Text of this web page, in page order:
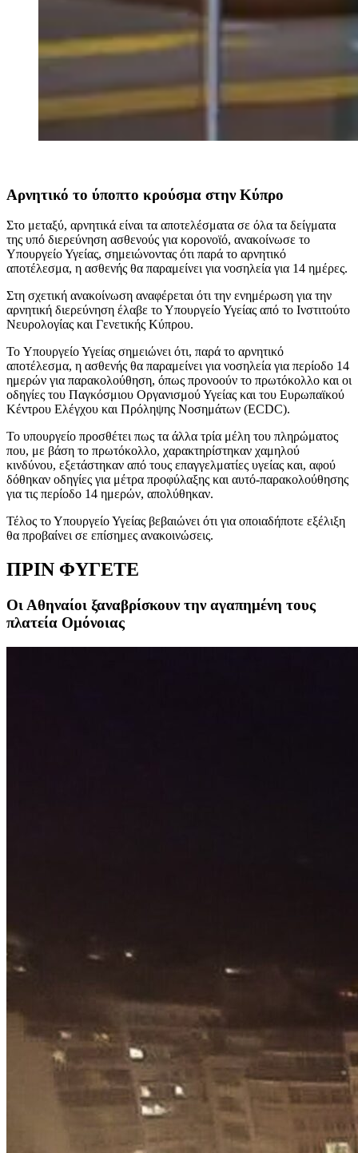
Αρνητικό το ύποπτο κρούσμα στην Κύπρο
Στο μεταξύ, αρνητικά είναι τα αποτελέσματα σε όλα τα δείγματα
της υπό διερεύνηση ασθενούς για κορονοϊό, ανακοίνωσε το
Υπουργείο Υγείας, σημειώνοντας ότι παρά το αρνητικό
αποτέλεσμα, η ασθενής θα παραμείνει για νοσηλεία για 14 ημέρες.
Στη σχετική ανακοίνωση αναφέρεται ότι την ενημέρωση για την
αρνητική διερεύνηση έλαβε το Υπουργείο Υγείας από το Ινστιτούτο
Νευρολογίας και Γενετικής Κύπρου.
To Υπουργείο Υγείας σημειώνει ότι, παρά το αρνητικό
αποτέλεσμα, η ασθενής θα παραμείνει για νοσηλεία για περίοδο 14
ημερών για παρακολούθηση, όπως προνοούν το πρωτόκολλο και οι
οδηγίες του Παγκόσμιου Οργανισμού Υγείας και του Ευρωπαϊκού
Κέντρου Ελέγχου και Πρόληψης Νοσημάτων (ECDC).
Το υπουργείο προσθέτει πως τα άλλα τρία μέλη του πληρώματος
που, με βάση το πρωτόκολλο, χαρακτηρίστηκαν χαμηλού
κινδύνου, εξετάστηκαν από τους επαγγελματίες υγείας και, αφού
δόθηκαν οδηγίες για μέτρα προφύλαξης και αυτό-παρακολούθησης
για τις περίοδο 14 ημερών, απολύθηκαν.
Τέλος το Υπουργείο Υγείας βεβαιώνει ότι για οποιαδήποτε εξέλιξη
θα προβαίνει σε επίσημες ανακοινώσεις.
ΠΡΙΝ ΦΥΓΕΤΕ
Οι Αθηναίοι ξαναβρίσκουν την αγαπημένη τους
πλατεία Ομόνοιας